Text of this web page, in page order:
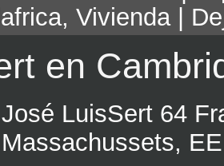
, Vivienda|
en
José LuisSert 64
Massachussets,